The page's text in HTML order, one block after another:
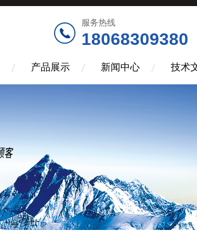
服务热线
18068309380
产品展示 新闻中心 技术